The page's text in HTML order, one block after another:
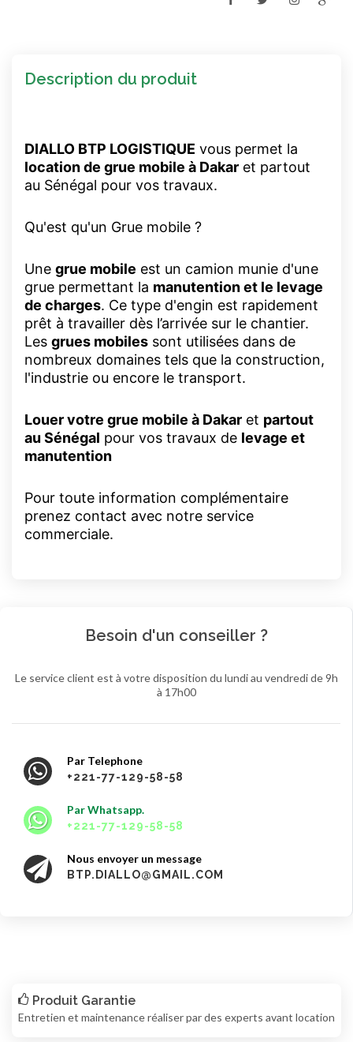
Description du produit
DIALLO BTP LOGISTIQUE vous permet la
location de grue mobile à Dakar et partout
au Sénégal pour vos travaux.
Qu'est qu'un Grue mobile ?
Une grue mobile est un camion munie d'une
grue permettant la manutention et le levage
de charges. Ce type d'engin est rapidement
prêt à travailler dès l’arrivée sur le chantier.
Les grues mobiles sont utilisées dans de
nombreux domaines tels que la construction,
l'industrie ou encore le transport.
Louer votre grue mobile à Dakar et partout
au Sénégal pour vos travaux de levage et
manutention
Pour toute information complémentaire
prenez contact avec notre service
commerciale.
Besoin d'un conseiller ?
Le service client est à votre disposition du lundi au vendredi de 9h
à 17h00
Par Telephone
+221-77-129-58-58
Par Whatsapp.
+221-77-129-58-58
Nous envoyer un message
BTP.DIALLO@GMAIL.COM
Produit Garantie
Entretien et maintenance réaliser par des experts avant location